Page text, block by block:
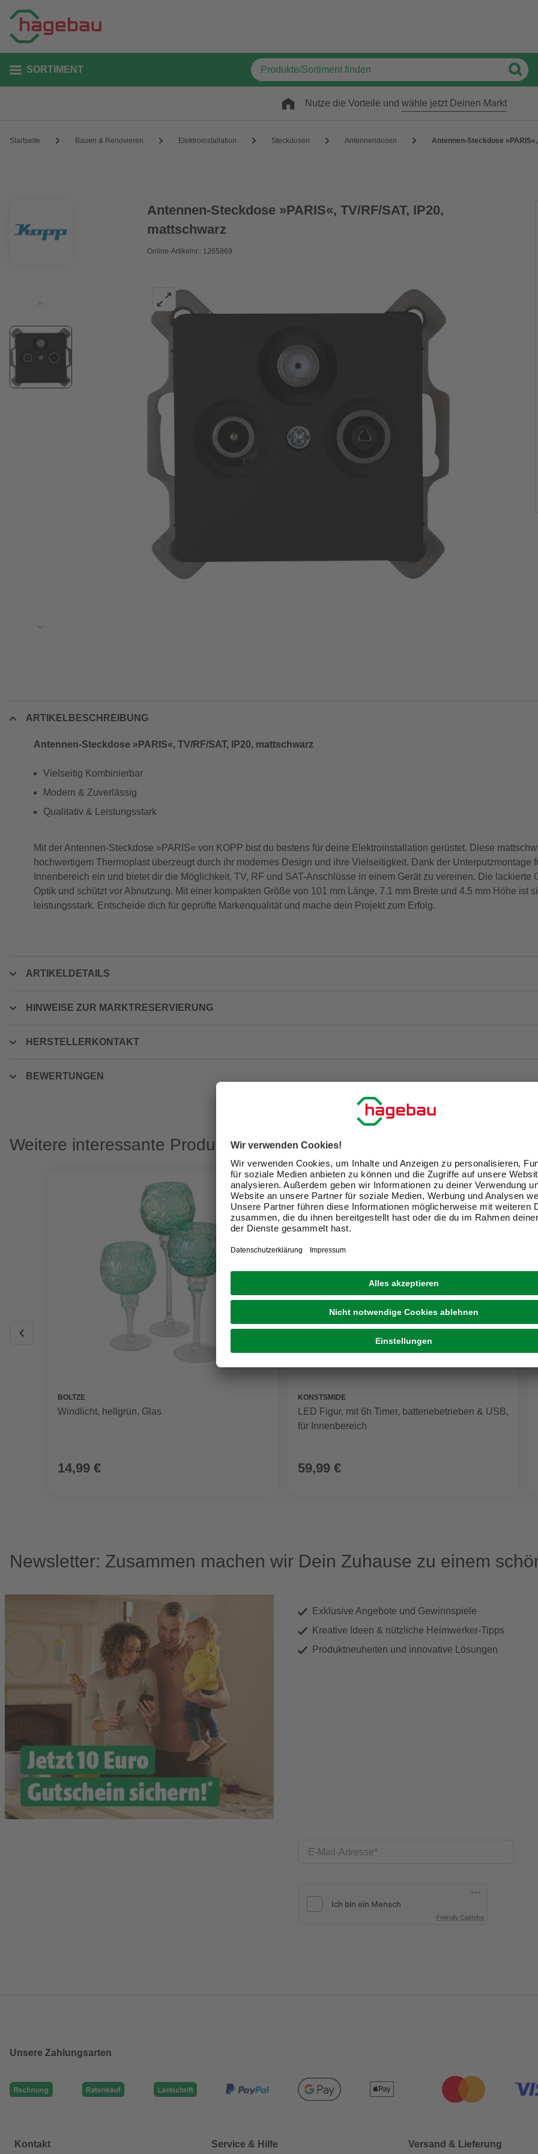
SORTIMENT
Nutze die Vorteile und wähle jetzt Deinen Markt
Startseite Bauen & Renovieren Elektroinstallation Steckdosen Antennendosen Antennen-Steckdose
Antennen-Steckdose »PARIS«, TV/RF/SAT, IP20,
mattschwarz
Online-Artikelnr.: 1265869
ARTIKELBESCHREIBUNG
Antennen-Steckdose »PARIS«, TV/RF/SAT, IP20, mattschwarz
Vielseitig Kombinierbar
Modern & Zuverlässig
Qualitativ & Leistungsstark
Mit der Antennen-Steckdose »PARIS« von KOPP bist du bestens für deine Elektroinstallation gerüstet. Diese
hochwertigem Thermoplast überzeugt durch ihr modernes Design und ihre Vielseitigkeit. Dank der Unterputzmontage
Innenbereich ein und bietet dir die Möglichkeit, TV, RF und SAT-Anschlüsse in einem Gerät zu vereinen. Die lackierte
Optik und schützt vor Abnutzung. Mit einer kompakten Größe von 101 mm Länge, 7.1 mm Breite und 4.5 mm Höhe ist
leistungsstark. Entscheide dich für geprüfte Markenqualität und mache dein Projekt zum Erfolg.
ARTIKELDETAILS
HINWEISE ZUR MARKTRESERVIERUNG
HERSTELLERKONTAKT
BEWERTUNGEN
Weitere interessante Produkte
BOLTZE
Windlicht, hellgrün, Glas
14,99 €
KONSTSMIDE
LED Figur, mit 6h Timer, batteriebetrieben & USB,
für Innenbereich
59,99 €
Newsletter: Zusammen machen wir Dein Zuhause zu einem
Exklusive Angebote und Gewinnspiele
Kreative Ideen & nützliche Heimwerker-Tipps
Produktneuheiten und innovative Lösungen
E-Mail-Adresse
Friendly Captcha
Unsere Zahlungsarten
Kontakt Service & Hilfe Versand & Lieferung